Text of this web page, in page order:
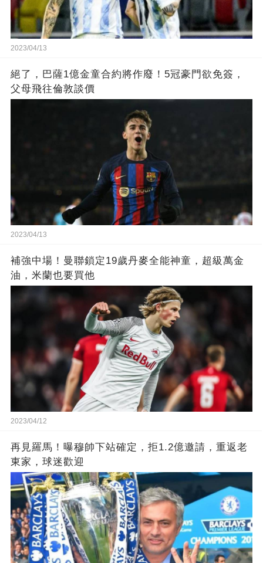
2023/04/13
絕了，巴薩1億金童合約將作廢！5冠豪門欲免簽，
父母飛往倫敦談價
2023/04/13
補強中場！曼聯鎖定19歲丹麥全能神童，超級萬金
油，米蘭也要買他
2023/04/12
再見羅馬！曝穆帥下站確定，拒1.2億邀請，重返老
東家，球迷歡迎